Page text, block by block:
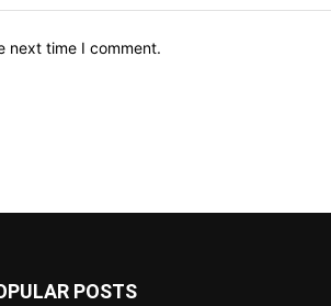
next time I comment.
POSTS